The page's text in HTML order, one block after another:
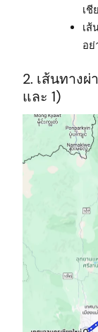
เชี
เส้
อย่
2. เส้นทางผ่
และ 1)